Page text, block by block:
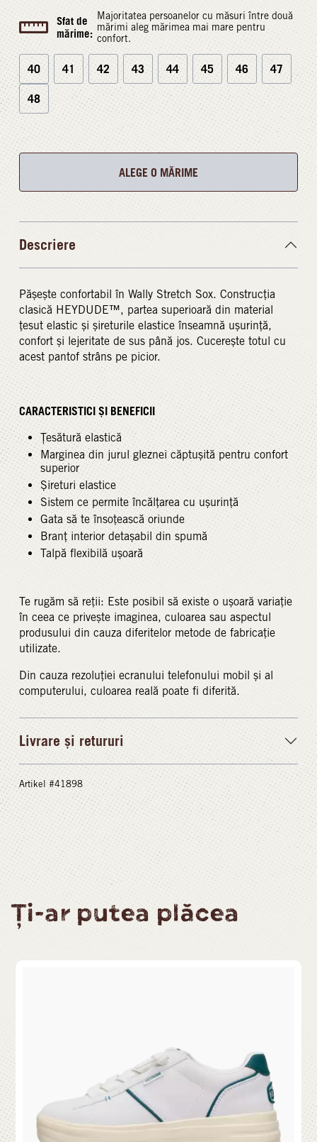
Sfat de
mărime:
Majoritatea persoanelor cu măsuri între două
mărimi aleg mărimea mai mare pentru
confort.
40 41 42 43 44 45 46 47
48
ALEGE O MĂRIME
Descriere
Pășește confortabil în Wally Stretch Sox. Construcția
clasică HEYDUDE™, partea superioară din material
țesut elastic și șireturile elastice înseamnă ușurință,
confort și lejeritate de sus până jos. Cucerește totul cu
acest pantof strâns pe picior.
CARACTERISTICI ȘI BENEFICII
Țesătură elastică
Marginea din jurul gleznei căptușită pentru confort
superior
Șireturi elastice
Sistem ce permite încălțarea cu ușurință
Gata să te însoțească oriunde
Branț interior detașabil din spumă
Talpă flexibilă ușoară
Te rugăm să reții: Este posibil să existe o ușoară variație
în ceea ce privește imaginea, culoarea sau aspectul
produsului din cauza diferitelor metode de fabricație
utilizate.
Din cauza rezoluției ecranului telefonului mobil și al
computerului, culoarea reală poate fi diferită.
Livrare și retururi
Artikel #41898
Ți-ar putea plăcea